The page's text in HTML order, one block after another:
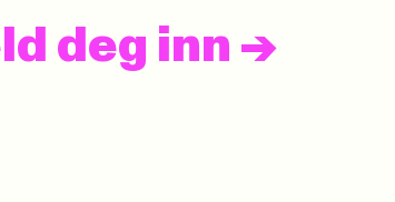
deg inn ->